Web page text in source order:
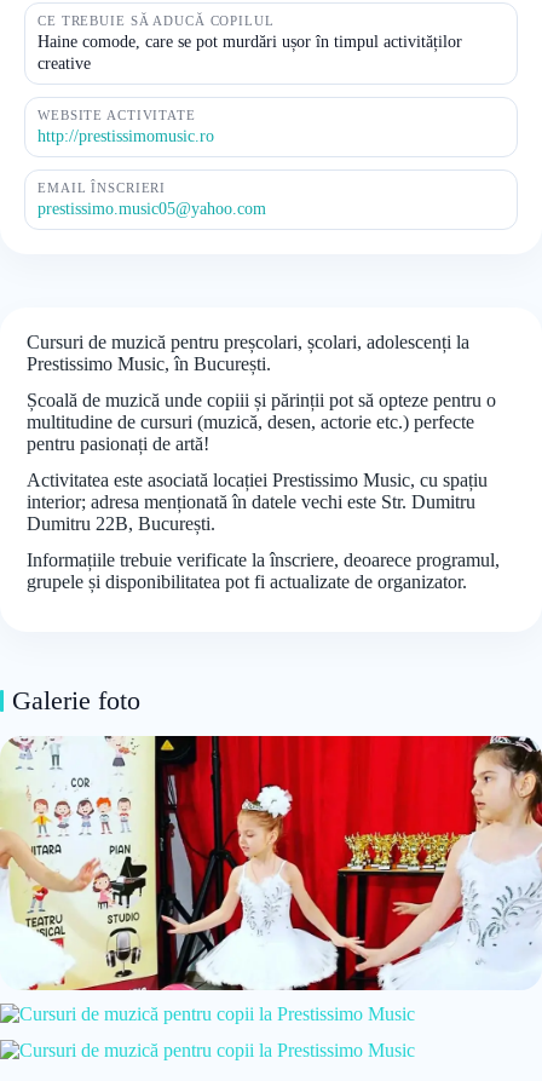
CE TREBUIE SĂ ADUCĂ COPILUL
Haine comode, care se pot murdări ușor în timpul activităților
creative
WEBSITE ACTIVITATE
http://prestissimomusic.ro
EMAIL ÎNSCRIERI
prestissimo.music05@yahoo.com
Cursuri de muzică pentru preșcolari, școlari, adolescenți la
Prestissimo Music, în București.
Școală de muzică unde copiii și părinții pot să opteze pentru o
multitudine de cursuri (muzică, desen, actorie etc.) perfecte
pentru pasionați de artă!
Activitatea este asociată locației Prestissimo Music, cu spațiu
interior; adresa menționată în datele vechi este Str. Dumitru
Dumitru 22B, București.
Informațiile trebuie verificate la înscriere, deoarece programul,
grupele și disponibilitatea pot fi actualizate de organizator.
Galerie foto